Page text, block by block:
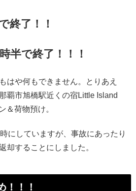
終了！！
半で終了！！！
はや何もできません。とりあえ
覇市旭橋駅近くの宿Little Island
＆荷物預け。
にしていますが、事故にあったり
却することにしました。
！！！